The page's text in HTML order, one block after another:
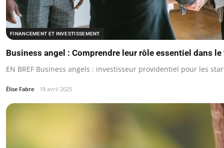
FINANCEMENT ET INVESTISSEMENT
Business angel : Comprendre leur rôle essentiel dans
EN BREF Business angels : investisseur providentiel pour les
Élise Fabre 18 avril 2025